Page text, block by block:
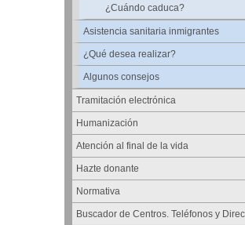
¿Cuándo caduca?
Asistencia sanitaria inmigrantes
¿Qué desea realizar?
Algunos consejos
Tramitación electrónica
Humanización
Atención al final de la vida
Hazte donante
Normativa
Buscador de Centros. Teléfonos y